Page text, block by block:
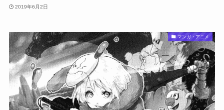
2019年6月2日
マンガ・アニメ